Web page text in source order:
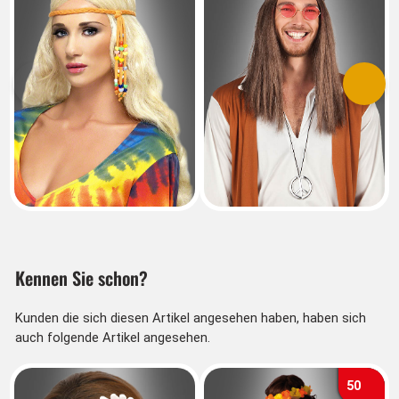
Vorherige
Kennen Sie schon?
Kunden die sich diesen Artikel angesehen haben, haben sich
auch folgende Artikel angesehen.
50